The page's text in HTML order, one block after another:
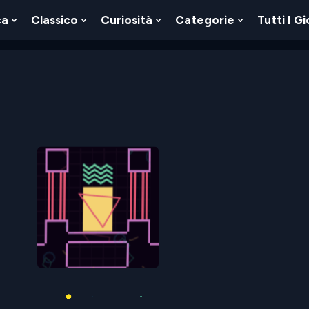
Show
Classico
Show
Curiosità
Show
Categorie
Show
Tutti I